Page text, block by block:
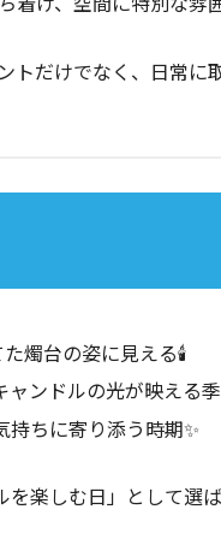
トだけでなく、日常
燭台の姿に見える🕯️
ンドルの光が映える
ちに寄り添う時期✨
楽しむ日」として選ば